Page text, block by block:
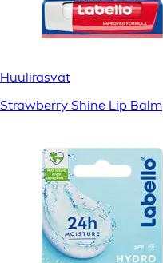
Huulirasvat
Strawberry Shine Lip Balm